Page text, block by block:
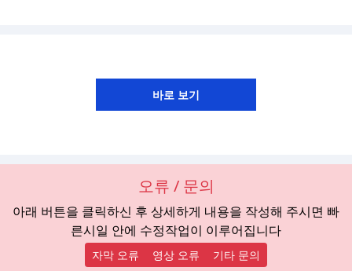
오류 / 문의
아래 버튼을 클릭하신 후 상세하게 내용을 작성해 주시면 빠
른시일 안에 수정작업이 이루어집니다
자막 오류 영상 오류 기타 문의